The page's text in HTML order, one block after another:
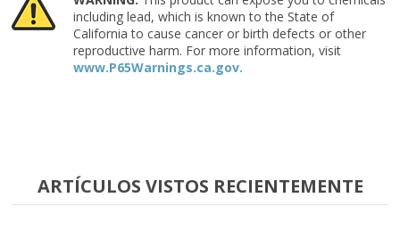
including lead, which is known to the State of
California to cause cancer or birth defects or other
reproductive harm. For more information, visit
www.P65Warnings.ca.gov.
ARTÍCULOS VISTOS RECIENTEMENTE